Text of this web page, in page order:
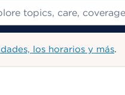
los horarios y más.